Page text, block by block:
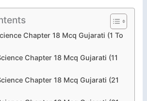
Chapter 18 Mcq Gujarati (1 To
Chapter 18 Mcq Gujarati (11
Chapter 18 Mcq Gujarati (21